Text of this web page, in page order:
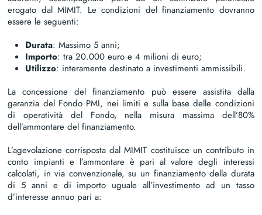
erogato dal MIMIT. Le condizioni del finanziamento dovranno
essere le seguenti:
Durata: Massimo 5 anni;
Importo: tra 20.000 euro e 4 milioni di euro;
Utilizzo: interamente destinato a investimenti ammissibili.
La concessione del finanziamento può essere assistita dalla
garanzia del Fondo PMI, nei limiti e sulla base delle condizioni
di operatività del Fondo, nella misura massima dell’80%
dell’ammontare del finanziamento.
L’agevolazione corrisposta dal MIMIT costituisce un contributo in
conto impianti e l’ammontare è pari al valore degli interessi
calcolati, in via convenzionale, su un finanziamento della durata
di 5 anni e di importo uguale all’investimento ad un tasso
d’interesse annuo pari a: